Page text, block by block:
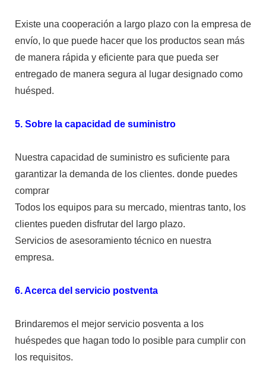
Existe una cooperación a largo plazo con la empresa de
envío, lo que puede hacer que los productos sean más
de manera rápida y eficiente para que pueda ser
entregado de manera segura al lugar designado como
huésped.
5. Sobre la capacidad de suministro
Nuestra capacidad de suministro es suficiente para
garantizar la demanda de los clientes. donde puedes
comprar
Todos los equipos para su mercado, mientras tanto, los
clientes pueden disfrutar del largo plazo.
Servicios de asesoramiento técnico en nuestra
empresa.
6. Acerca del servicio postventa
Brindaremos el mejor servicio posventa a los
huéspedes que hagan todo lo posible para cumplir con
los requisitos.